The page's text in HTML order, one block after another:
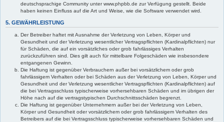
deutschsprachige Community unter www.phpbb.de zur Verfügung gestellt. Beide
haben keinen Einfluss auf die Art und Weise, wie die Software verwendet wird.
5. GEWÄHRLEISTUNG
Der Betreiber haftet mit Ausnahme der Verletzung von Leben, Körper und
Gesundheit und der Verletzung wesentlicher Vertragspflichten (Kardinalpflichten) nur
für Schäden, die auf ein vorsätzliches oder grob fahrlässiges Verhalten
zurückzuführen sind. Dies gilt auch für mittelbare Folgeschäden wie insbesondere
entgangenen Gewinn.
Die Haftung ist gegenüber Verbrauchern außer bei vorsätzlichem oder grob
fahrlässigem Verhalten oder bei Schäden aus der Verletzung von Leben, Körper und
Gesundheit und der Verletzung wesentlicher Vertragspflichten (Kardinalpflichten) auf
die bei Vertragsschluss typischerweise vorhersehbaren Schäden und im übrigen der
Höhe nach auf die vertragstypischen Durchschnittsschäden begrenzt.
Die Haftung ist gegenüber Unternehmern außer bei der Verletzung von Leben,
Körper und Gesundheit oder vorsätzlichem oder grob fahrlässigem Verhalten des
Betreibers auf die bei Vertragsschluss typischerweise vorhersehbaren Schäden und